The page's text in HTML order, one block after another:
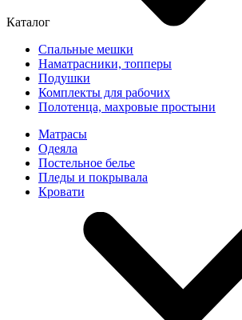
Каталог
Спальные мешки
Наматрасники, топперы
Подушки
Комплекты для рабочих
Полотенца, махровые простыни
Матрасы
Одеяла
Постельное белье
Пледы и покрывала
Кровати